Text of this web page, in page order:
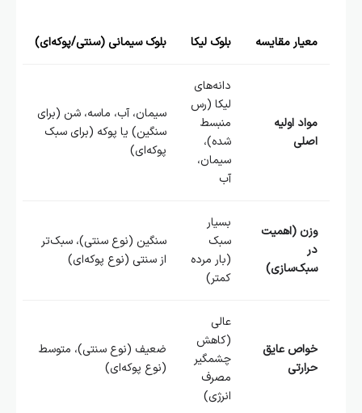
معیار مقایسه بلوک لیکا بلوک سیمانی (سنتی/پوکه‌ای)
مواد اولیه
اصلی
دانه‌های
لیکا (رس
منبسط
شده)،
سیمان،
آب
سیمان، آب، ماسه، شن (برای
سنگین) یا پوکه (برای سبک
پوکه‌ای)
وزن (اهمیت
در
سبک‌سازی)
بسیار
سبک
(بار مرده
کمتر)
سنگین (نوع سنتی)، سبک‌تر
از سنتی (نوع پوکه‌ای)
خواص عایق
حرارتی
عالی
(کاهش
چشمگیر
مصرف
انرژی)
ضعیف (نوع سنتی)، متوسط
(نوع پوکه‌ای)